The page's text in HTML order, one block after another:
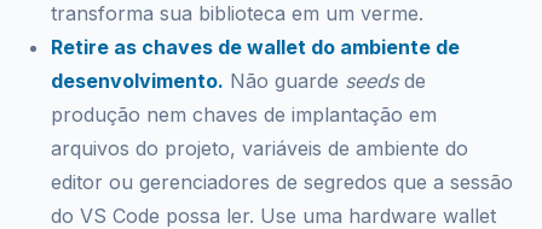
transforma sua biblioteca em um verme.
Retire as chaves de wallet do ambiente de
desenvolvimento. Não guarde seedsde
produção nem chaves de implantação em
arquivos do projeto, variáveis de ambiente do
editor ou gerenciadores de segredos que a sessão
do VS Code possa ler. Use uma hardware wallet